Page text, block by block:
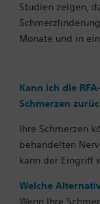
Studien zeigen,
Monate und in
Kann ich die
Schmerzen
Ihre Schmerzen
behandelten
kann der Eingriff
Welche
Wenn Ihre